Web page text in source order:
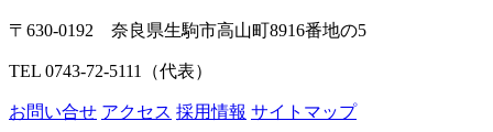
〒630-0192 奈良県生駒市高山町8916番地の5
TEL 0743-72-5111（代表）
お問い合せ アクセス 採用情報 サイトマップ